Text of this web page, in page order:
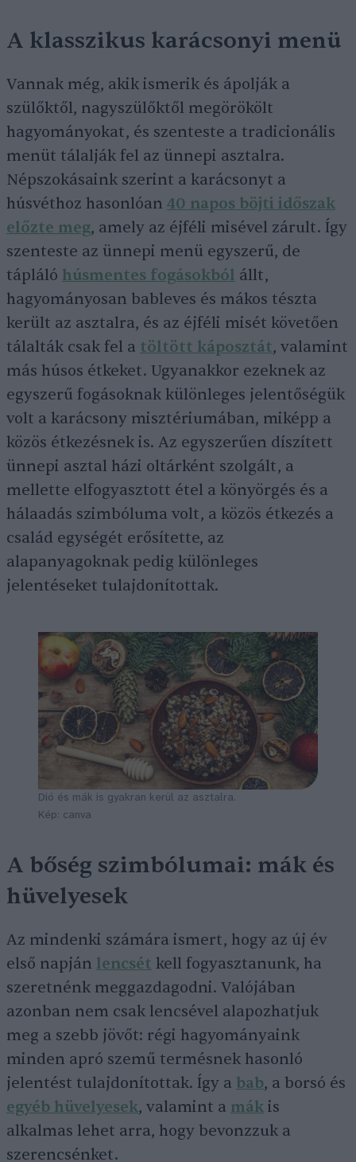
A klasszikus karácsonyi menü
Vannak még, akik ismerik és ápolják a
szülőktől, nagyszülőktől megörökölt
hagyományokat, és szenteste a tradicionális
menüt tálalják fel az ünnepi asztalra.
Népszokásaink szerint a karácsonyt a
húsvéthoz hasonlóan 40 napos böjti időszak
előzte meg, amely az éjféli misével zárult. Így
szenteste az ünnepi menü egyszerű, de
tápláló húsmentes fogásokból állt,
hagyományosan bableves és mákos tészta
került az asztalra, és az éjféli misét követően
tálalták csak fel a töltött káposztát, valamint
más húsos étkeket. Ugyanakkor ezeknek az
egyszerű fogásoknak különleges jelentőségük
volt a karácsony misztériumában, miképp a
közös étkezésnek is. Az egyszerűen díszített
ünnepi asztal házi oltárként szolgált, a
mellette elfogyasztott étel a könyörgés és a
hálaadás szimbóluma volt, a közös étkezés a
család egységét erősítette, az
alapanyagoknak pedig különleges
jelentéseket tulajdonítottak.
Dió és mák is gyakran kerül az asztalra.
Kép: canva
A bőség szimbólumai: mák és
hüvelyesek
Az mindenki számára ismert, hogy az új év
első napján lencsét kell fogyasztanunk, ha
szeretnénk meggazdagodni. Valójában
azonban nem csak lencsével alapozhatjuk
meg a szebb jövőt: régi hagyományaink
minden apró szemű termésnek hasonló
jelentést tulajdonítottak. Így a bab, a borsó és
egyéb hüvelyesek, valamint a mák is
alkalmas lehet arra, hogy bevonzzuk a
szerencsénket.